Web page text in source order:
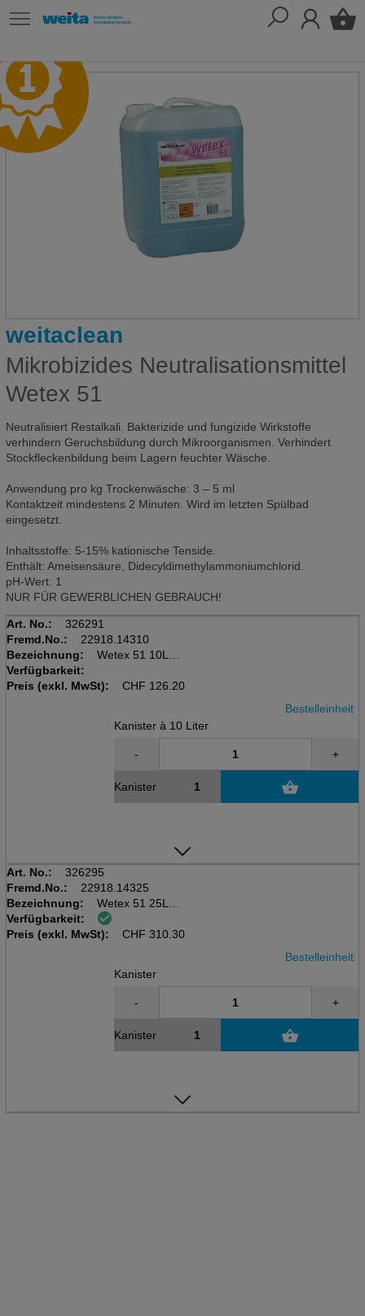
weitaclean
Mikrobizides Neutralisationsmittel
Wetex 51
Neutralisiert Restalkali. Bakterizide und fungizide Wirkstoffe
verhindern Geruchsbildung durch Mikroorganismen. Verhindert
Stockfleckenbildung beim Lagern feuchter Wäsche.
Anwendung pro kg Trockenwäsche: 3 – 5 ml
Kontaktzeit mindestens 2 Minuten. Wird im letzten Spülbad
eingesetzt.
Inhaltsstoffe: 5-15% kationische Tenside.
Enthält: Ameisensäure, Didecyldimethylammoniumchlorid.
pH-Wert: 1
NUR FÜR GEWERBLICHEN GEBRAUCH!
Art. No.:
326291
Fremd.No.:
22918.14310
Bezeichnung:
Wetex 51 10L
Mikrobizides Neutralisations-
Verfügbarkeit:
Preis (exkl. MwSt):
CHF 126.20
Bestelleinheit
Kanister à 10 Liter
- +
Kanister
Art. No.:
326295
Fremd.No.:
22918.14325
Bezeichnung:
Wetex 51 25L
Kanister à 25 Liter
Mikrobizides Neutralisations-
Verfügbarkeit:
Preis (exkl. MwSt):
CHF 310.30
Bestelleinheit
Kanister
- +
Kanister